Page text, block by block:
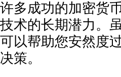
许多成功的加密货
技术的长期潜力。
可以帮助您安然度
决策。